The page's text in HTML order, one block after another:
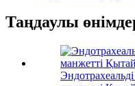
Таңдаулы